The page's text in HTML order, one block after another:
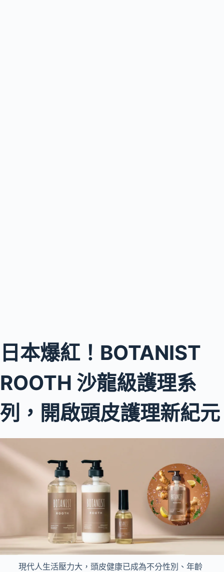
日本爆紅！BOTANIST
ROOTH 沙龍級護理系
列，開啟頭皮護理新紀元
現代人生活壓力大，頭皮健康已成為不分性別、年齡